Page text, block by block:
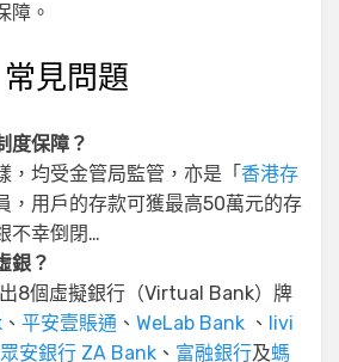
障。
見問題
度保障？
，均受金管局監管，亦是「 香港存
，用戶的存款可獲最高50萬元的存
不幸倒閉…
銀？
8個虛擬銀行（Virtual Bank）牌
、 平安壹賬通 、 WeLab Bank 、 livi
眾安銀行 ZA Bank 、 富融銀行及螞